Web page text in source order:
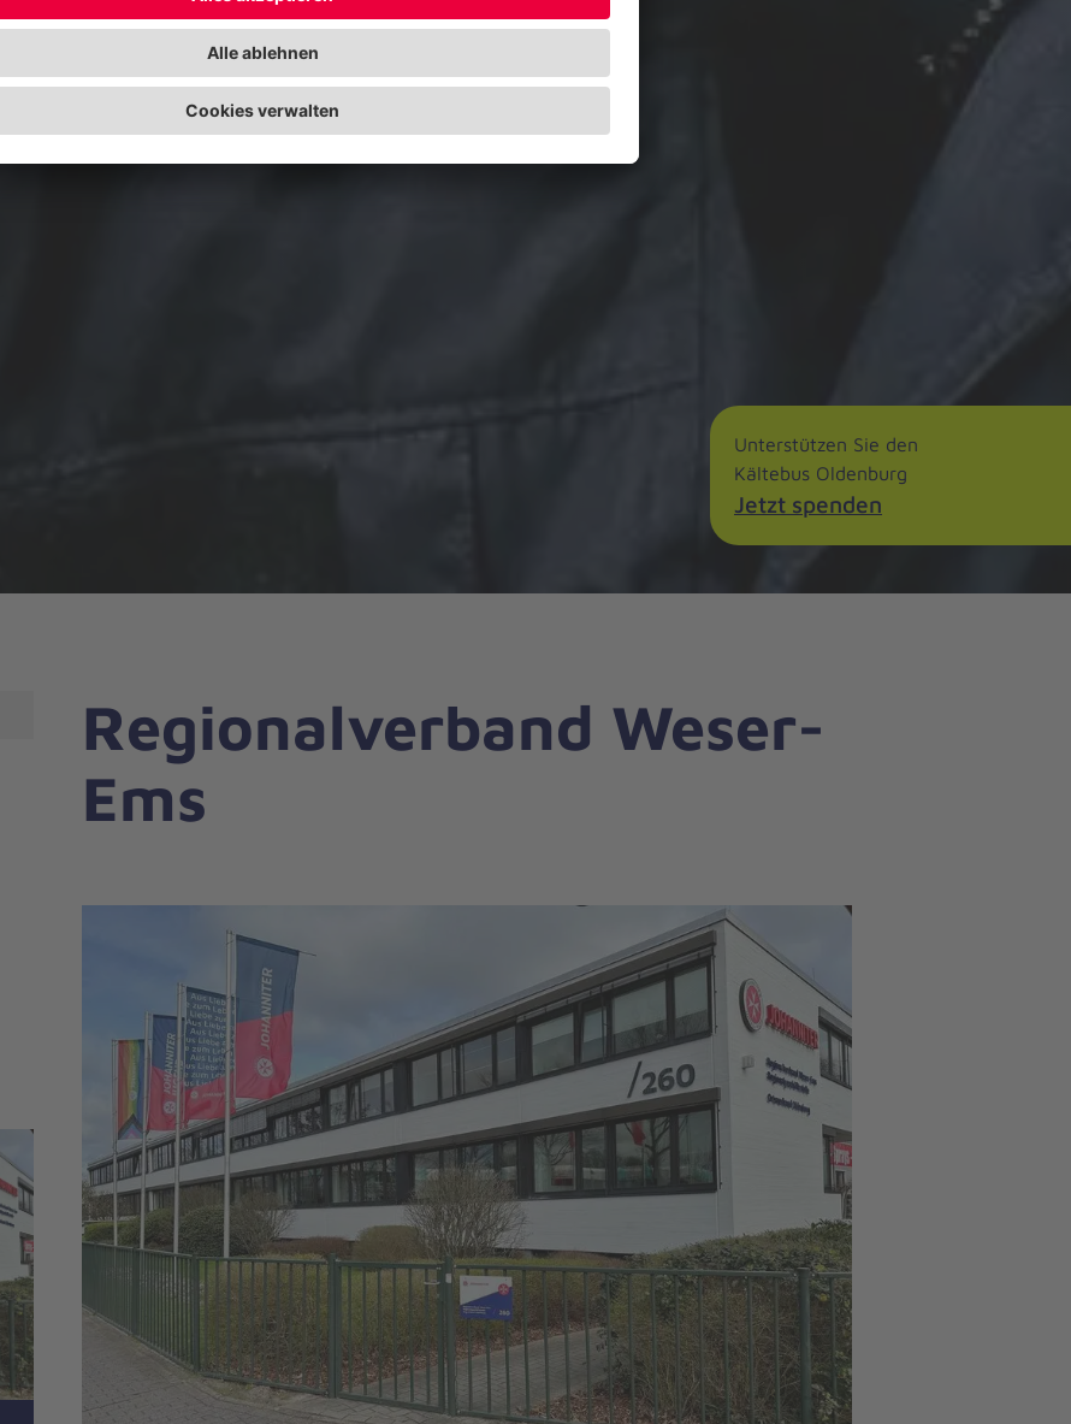
Unterstützen Sie den
Kältebus Oldenburg
Jetzt spenden
Regionalverband Weser-
Ems